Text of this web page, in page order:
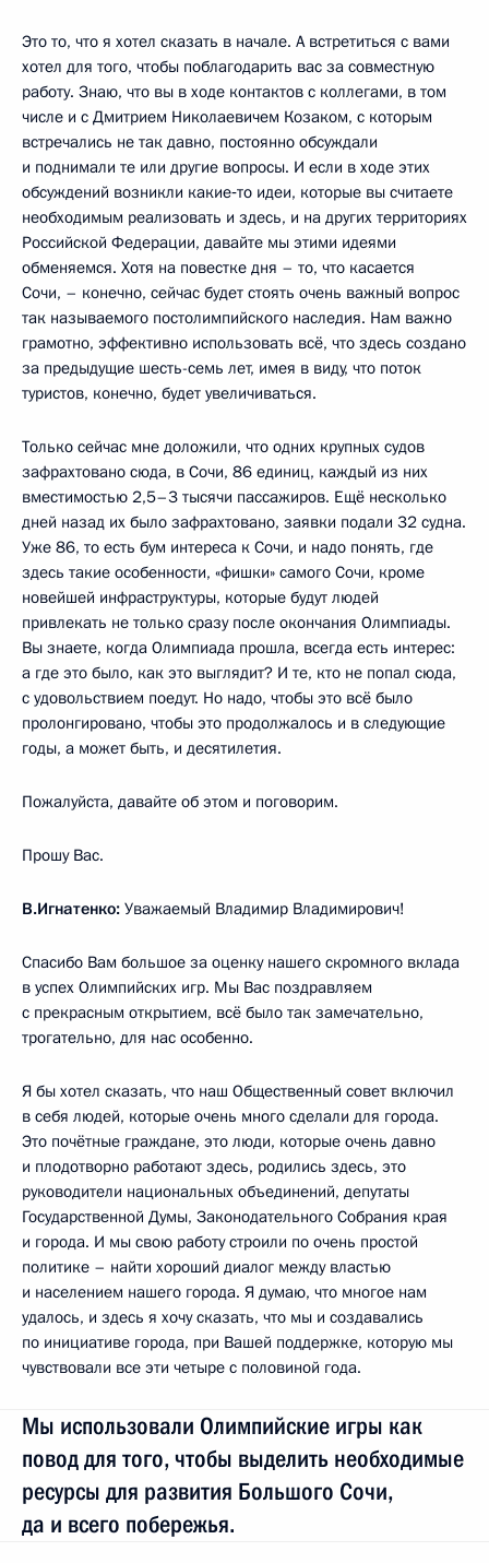
Это то, что я хотел сказать в начале. А встретиться с вами
хотел для того, чтобы поблагодарить вас за совместную
работу. Знаю, что вы в ходе контактов с коллегами, в том
числе и с Дмитрием Николаевичем Козаком, с которым
встречались не так давно, постоянно обсуждали
и поднимали те или другие вопросы. И если в ходе этих
обсуждений возникли какие‑то идеи, которые вы считаете
необходимым реализовать и здесь, и на других территориях
Российской Федерации, давайте мы этими идеями
обменяемся. Хотя на повестке дня – то, что касается
Сочи, – конечно, сейчас будет стоять очень важный вопрос
так называемого постолимпийского наследия. Нам важно
грамотно, эффективно использовать всё, что здесь создано
за предыдущие шесть-семь лет, имея в виду, что поток
туристов, конечно, будет увеличиваться.
Только сейчас мне доложили, что одних крупных судов
зафрахтовано сюда, в Сочи, 86 единиц, каждый из них
вместимостью 2,5–3 тысячи пассажиров. Ещё несколько
дней назад их было зафрахтовано, заявки подали 32 судна.
Уже 86, то есть бум интереса к Сочи, и надо понять, где
здесь такие особенности, «фишки» самого Сочи, кроме
новейшей инфраструктуры, которые будут людей
привлекать не только сразу после окончания Олимпиады.
Вы знаете, когда Олимпиада прошла, всегда есть интерес:
а где это было, как это выглядит? И те, кто не попал сюда,
с удовольствием поедут. Но надо, чтобы это всё было
пролонгировано, чтобы это продолжалось и в следующие
годы, а может быть, и десятилетия.
Пожалуйста, давайте об этом и поговорим.
Прошу Вас.
В.Игнатенко: Уважаемый Владимир Владимирович!
Спасибо Вам большое за оценку нашего скромного вклада
в успех Олимпийских игр. Мы Вас поздравляем
с прекрасным открытием, всё было так замечательно,
трогательно, для нас особенно.
Я бы хотел сказать, что наш Общественный совет включил
в себя людей, которые очень много сделали для города.
Это почётные граждане, это люди, которые очень давно
и плодотворно работают здесь, родились здесь, это
руководители национальных объединений, депутаты
Государственной Думы, Законодательного Собрания края
и города. И мы свою работу строили по очень простой
политике – найти хороший диалог между властью
и населением нашего города. Я думаю, что многое нам
удалось, и здесь я хочу сказать, что мы и создавались
по инициативе города, при Вашей поддержке, которую мы
чувствовали все эти четыре с половиной года.
Мы использовали Олимпийские игры как
повод для того, чтобы выделить необходимые
ресурсы для развития Большого Сочи,
да и всего побережья.